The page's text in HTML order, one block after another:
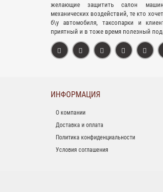
желающие защитить салон
механических воздействий, те кто
б\у автомобиля, таксопарки и
приятный и в тоже время полезный
ИНФОРМАЦИЯ
О компании
Доставка и оплата
Политика конфиденциальности
Условия соглашения